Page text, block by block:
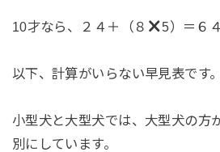
10才なら、２４＋（８ 5）＝６
以下、計算がいらない早見表です。
小型犬と大型犬では、大型犬の方
別にしています。